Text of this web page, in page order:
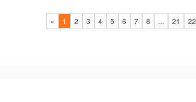
« 1 2 3 4 5 6 7 8 ... 21 22